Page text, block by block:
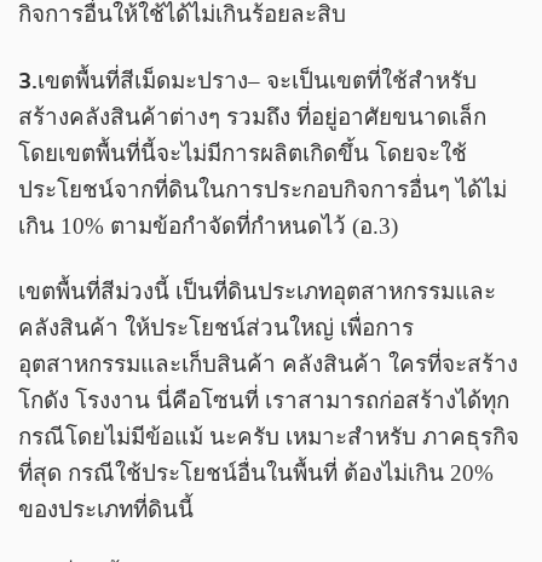
กิจการอื่นให้ใช้ได้ไม่เกินร้อยละสิบ
3.เขตพื้นที่สีเม็ดมะปราง– จะเป็นเขตที่ใช้สำหรับ
สร้างคลังสินค้าต่างๆ รวมถึง ที่อยู่อาศัยขนาดเล็ก
โดยเขตพื้นที่นี้จะไม่มีการผลิตเกิดขึ้น โดยจะใช้
ประโยชน์จากที่ดินในการประกอบกิจการอื่นๆ ได้ไม่
เกิน 10% ตามข้อกำจัดที่กำหนดไว้ (อ.3)
เขตพื้นที่สีม่วงนี้ เป็นที่ดินประเภทอุตสาหกรรมและ
คลังสินค้า ให้ประโยชน์ส่วนใหญ่ เพื่อการ
อุตสาหกรรมและเก็บสินค้า คลังสินค้า ใครที่จะสร้าง
โกดัง โรงงาน นี่คือโซนที่ เราสามารถก่อสร้างได้ทุก
กรณีโดยไม่มีข้อแม้ นะครับ เหมาะสำหรับ ภาคธุรกิจ
ที่สุด กรณีใช้ประโยชน์อื่นในพื้นที่ ต้องไม่เกิน 20%
ของประเภทที่ดินนี้